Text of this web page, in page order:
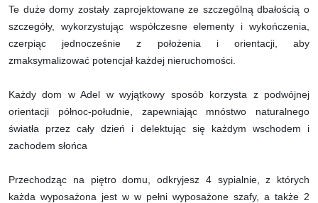
Te duże domy zostały zaprojektowane ze szczególną dbałością o
szczegóły, wykorzystując współczesne elementy i wykończenia,
czerpiąc jednocześnie z położenia i orientacji, aby
zmaksymalizować potencjał każdej nieruchomości.
Każdy dom w Adel w wyjątkowy sposób korzysta z podwójnej
orientacji północ-południe, zapewniając mnóstwo naturalnego
światła przez cały dzień i delektując się każdym wschodem i
zachodem słońca
Przechodząc na piętro domu, odkryjesz 4 sypialnie, z których
każda wyposażona jest w w pełni wyposażone szafy, a także 2